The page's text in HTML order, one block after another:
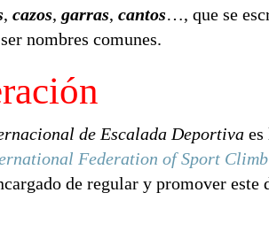
, cazos, garras, cantos…, que se
nombres comunes.
de Escalada Deportiva
Federation of Sport
de regular y promover este